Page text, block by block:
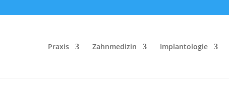
Praxis Zahnme­dizin Implan­to­logie